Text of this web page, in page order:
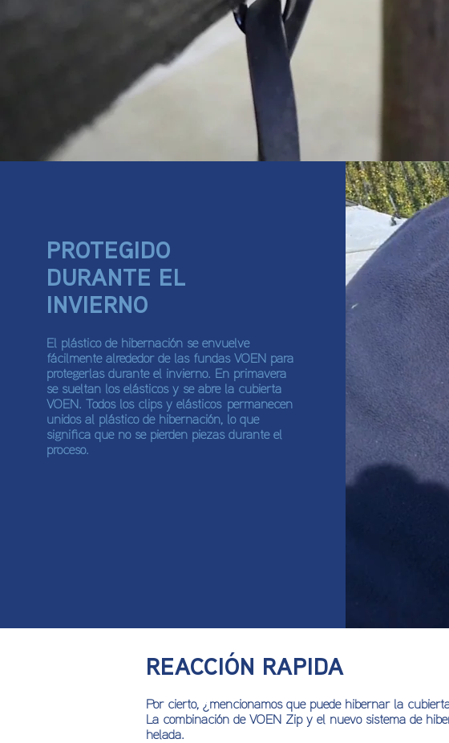
PROTEGIDO
DURANTE EL
INVIERNO
El plástico de hibernación se envuelve
fácilmente alrededor de las fundas VOEN para
protegerlas durante el invierno. En primavera
se sueltan los elásticos y se abre la cubierta
VOEN. Todos los clips y elásticos permanecen
unidos al plástico de hibernación, lo que
significa que no se pierden piezas durante el
proceso.
REACCIÓN RAPIDA
Por cierto, ¿mencionamos que puede hibernar la
La combinación de VOEN Zip y el nuevo sistema de
helada.